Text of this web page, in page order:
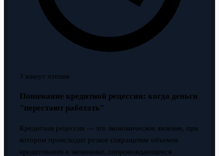
3 минут чтения
Понимание кредитной рецессии: когда деньги
"перестают работать"
Кредитная рецессия — это экономическое явление, при
котором происходит резкое сокращение объемов
кредитования в экономике, сопровождающееся